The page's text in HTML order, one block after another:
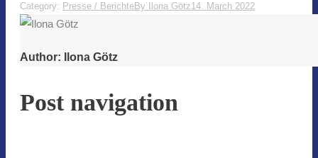
Category: Presse / BerichteBy Ilona Götz14. March 2022
Author: Ilona Götz
Post navigation